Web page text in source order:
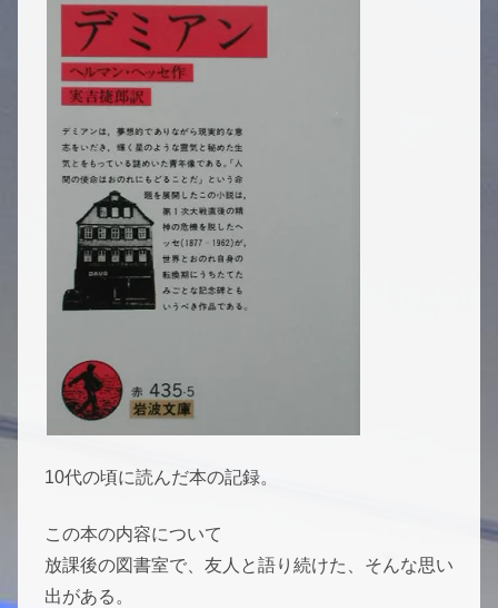
10代の頃に読んだ本の記録。
この本の内容について
放課後の図書室で、友人と語り続けた、そんな思い
出がある。